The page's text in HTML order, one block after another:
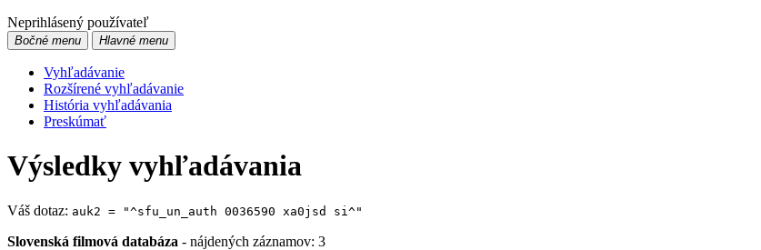
Neprihlásený používateľ
Bočné menu Hlavné menu
Vyhľadávanie
Rozšírené vyhľadávanie
História vyhľadávania
Preskúmať
Výsledky vyhľadávania
Váš dotaz: auk2 = "^sfu_un_auth 0036590 xa0jsd si^"
Slovenská filmová databáza - nájdených záznamov: 3